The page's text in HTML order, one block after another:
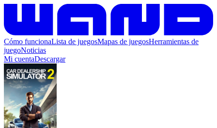
Cómo funcionaLista de juegosMapas de juegosHerramientas de
juegoNoticias
Mi cuentaDescargar